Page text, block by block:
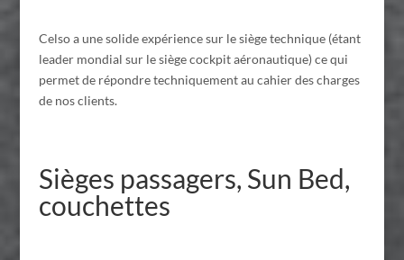
Celso a une solide expérience sur le siège technique (étant
leader mondial sur le siège cockpit aéronautique) ce qui
permet de répondre techniquement au cahier des charges
de nos clients.
Sièges passagers, Sun Bed,
couchettes